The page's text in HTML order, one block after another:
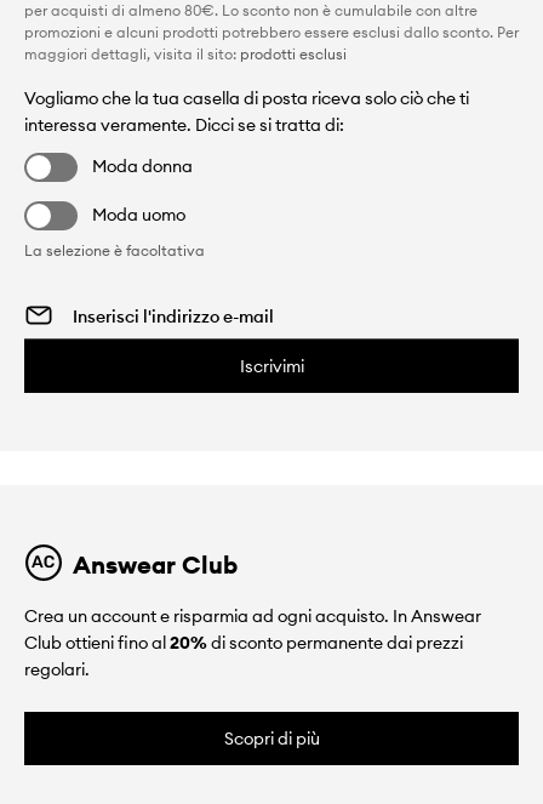
per acquisti di almeno 80€. Lo sconto non è cumulabile con altre
promozioni e alcuni prodotti potrebbero essere esclusi dallo sconto. Per
maggiori dettagli, visita il sito: prodotti esclusi
Vogliamo che la tua casella di posta riceva solo ciò che ti
interessa veramente. Dicci se si tratta di:
Moda donna
Moda uomo
La selezione è facoltativa
Iscrivimi
Answear Club
Crea un account e risparmia ad ogni acquisto. In Answear
Club ottieni fino al 20%di sconto permanente dai prezzi
regolari.
Scopri di più